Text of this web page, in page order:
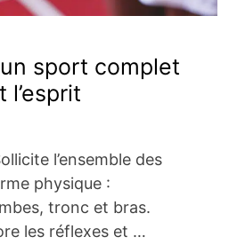
sport complet
l’esprit
l’ensemble des
physique :
tronc et bras.
les réflexes et …